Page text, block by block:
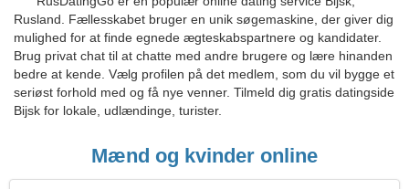
Rusland. Fællesskabet bruger en unik søgemaskine, der giver dig
mulighed for at finde egnede ægteskabspartnere og kandidater.
Brug privat chat til at chatte med andre brugere og lære hinanden
bedre at kende. Vælg profilen på det medlem, som du vil bygge et
seriøst forhold med og få nye venner. Tilmeld dig gratis datingside
Bijsk for lokale, udlændinge, turister.
Mænd og kvinder online